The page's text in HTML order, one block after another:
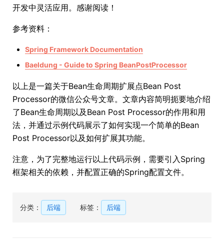
开发中灵活应用。感谢阅读！
参考资料：
Spring Framework Documentation
Baeldung - Guide to Spring BeanPostProcessor
以上是一篇关于Bean生命周期扩展点Bean Post
Processor的微信公众号文章。文章内容简明扼要地介绍
了Bean生命周期以及Bean Post Processor的作用和用
法，并通过示例代码展示了如何实现一个简单的Bean
Post Processor以及如何扩展其功能。
注意，为了完整地运行以上代码示例，需要引入Spring
框架相关的依赖，并配置正确的Spring配置文件。
分类： 后端 标签： 后端